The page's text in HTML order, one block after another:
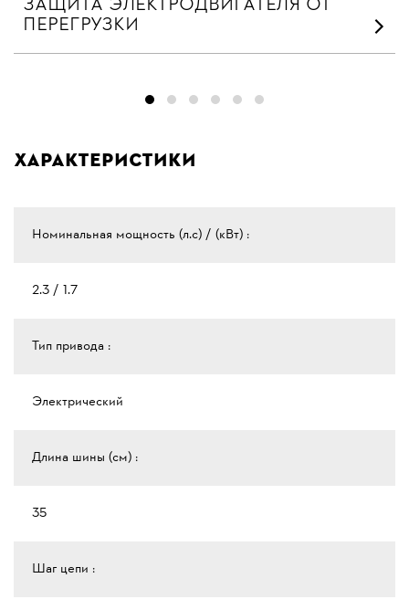
ПЕРЕГРУЗКИ
Характеристики
Номинальная мощность (л.с) / (кВт) :
2.3 / 1.7
Тип привода :
Электрический
Длина шины (см) :
35
Шаг цепи :